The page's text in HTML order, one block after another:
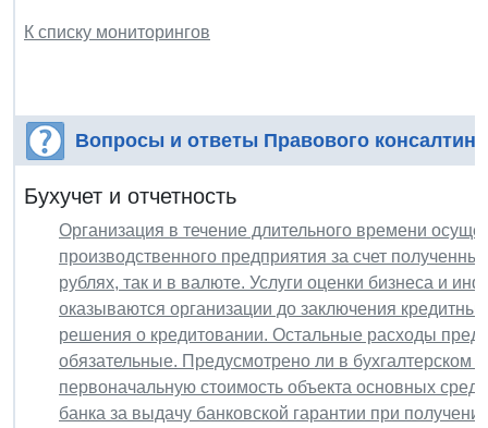
К списку мониторингов
Вопросы и ответы Правового
Бухучет и отчетность
Организация в течение длительного времени
производственного предприятия за счет
рублях, так и в валюте. Услуги оценки бизнеса и
оказываются организации до заключения
решения о кредитовании. Остальные расходы
обязательные. Предусмотрено ли в бухгалтерском
первоначальную стоимость объекта основных
банка за выдачу банковской гарантии при